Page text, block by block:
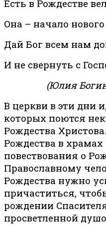
Есть в Рождестве
Она – начало
Дай Бог всем нам
И не свернуть с
(Юлия Богиня,
В церкви в эти дни
которых поются
Рождества
Рождества в
повествования о
Православному
Рождества нужно
причаститься,
рождении
просветленной